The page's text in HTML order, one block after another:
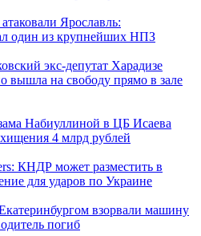
Ярославль:
один из крупнейших НПЗ
экс-депутат Харадизе
вышла на свободу прямо в зале
Набиуллиной в ЦБ Исаева
4 млрд рублей
КНДР может разместить в
для ударов по Украине
взорвали машину
погиб